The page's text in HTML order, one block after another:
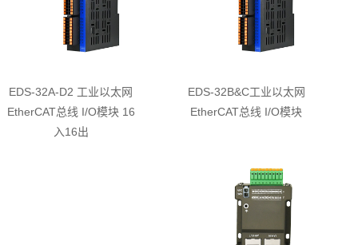
EDS-32A-D2 工业以太网
EtherCAT总线 I/O模块 16
入16出
EDS-32B&C工业以太网
EtherCAT总线 I/O模块